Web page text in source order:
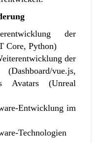
der
Core, Python)
der
vue.js,
Avatars (Unreal
Entwicklung im
Technologien